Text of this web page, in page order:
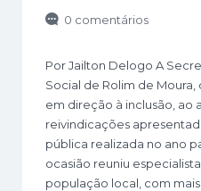
0 comentários
Por Jailton Delogo A
Social de Rolim de
em direção à inclusão, ao
reivindicações
pública realizada no ano
ocasião reuniu
população local, com